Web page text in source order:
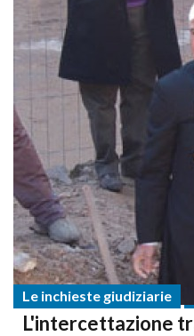
Le inchieste giudiziarie
L'intercettazione